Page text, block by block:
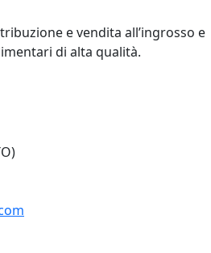
e vendita all’ingrosso e
di alta qualità.